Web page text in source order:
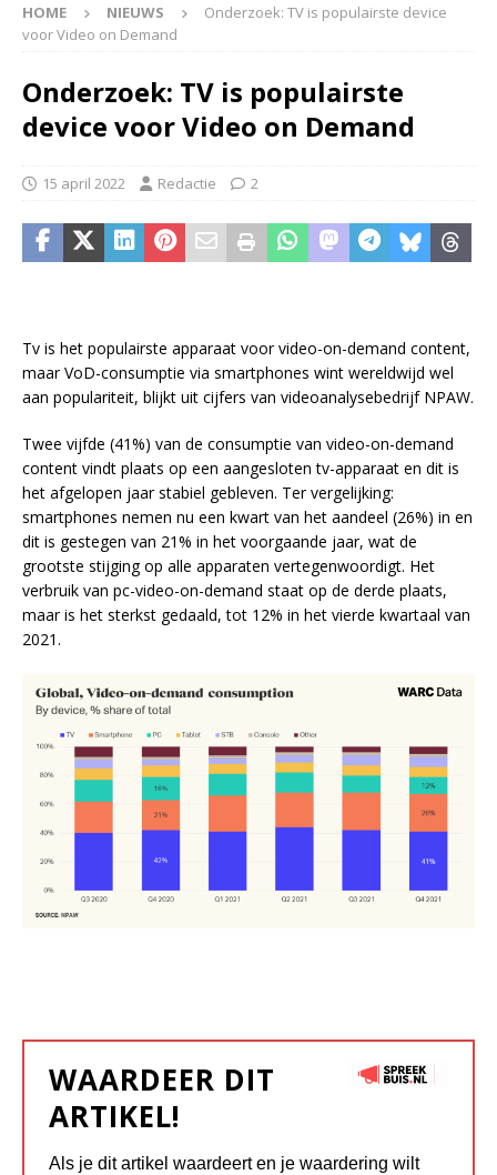
HOME NIEUWS
Onderzoek: TV is populairste device
voor Video on Demand
Onderzoek: TV is populairste
device voor Video on Demand
15 april 2022 Redactie 2
Tv is het populairste apparaat voor video-on-demand content,
maar VoD-consumptie via smartphones wint wereldwijd wel
aan populariteit, blijkt uit cijfers van videoanalysebedrijf NPAW.
Twee vijfde (41%) van de consumptie van video-on-demand
content vindt plaats op een aangesloten tv-apparaat en dit is
het afgelopen jaar stabiel gebleven. Ter vergelijking:
smartphones nemen nu een kwart van het aandeel (26%) in en
dit is gestegen van 21% in het voorgaande jaar, wat de
grootste stijging op alle apparaten vertegenwoordigt. Het
verbruik van pc-video-on-demand staat op de derde plaats,
maar is het sterkst gedaald, tot 12% in het vierde kwartaal van
2021.
WAARDEER DIT
ARTIKEL!
Als je dit artikel waardeert en je waardering wilt